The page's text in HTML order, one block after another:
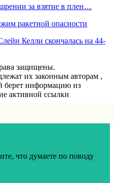
за взятие в плен…
ракетной опасности
Келли скончалась на 44-
защищены.
их законным авторам ,
берет информацию из
активной ссылки
что думаете по поводу